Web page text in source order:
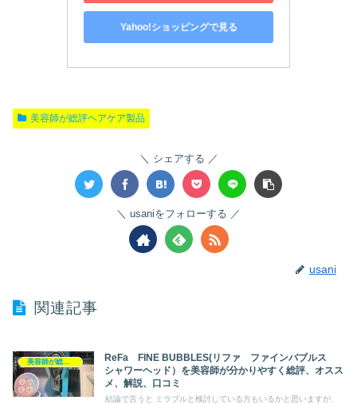
Yahoo!ショッピングで見る
美容師が総評ヘアケア製品
シェアする
usaniをフォローする
usani
関連記事
ReFa FINE BUBBLES(リファ ファインバブルス
シャワーヘッド）を美容師が分かりやすく総評、オスス
メ、解説、口コミ
結論で言うと ミラブルと検討している方もいるかと思いますが、